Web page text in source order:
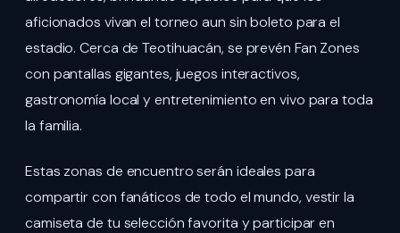
aficionados vivan el torneo aun sin boleto para el
estadio. Cerca de Teotihuacán, se prevén Fan Zones
con pantallas gigantes, juegos interactivos,
gastronomía local y entretenimiento en vivo para toda
la familia.
Estas zonas de encuentro serán ideales para
compartir con fanáticos de todo el mundo, vestir la
camiseta de tu selección favorita y participar en